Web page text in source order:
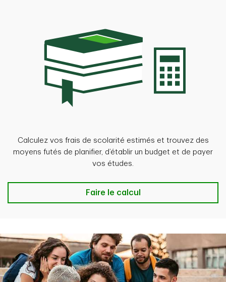
Calculez vos frais de scolarité estimés et trouvez des
moyens futés de planifier, d’établir un budget et de payer
vos études.
Faire le calcul